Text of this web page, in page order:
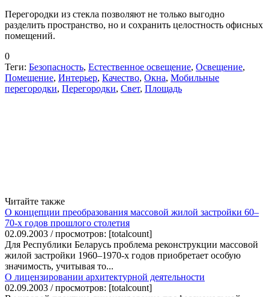
Перегородки из стекла позволяют не только выгодно
разделить пространство, но и сохранить целостность офисных
помещений.
0
Теги: Безопасность, Естественное освещение, Освещение,
Помещение, Интерьер, Качество, Окна, Мобильные
перегородки, Перегородки, Свет, Площадь
Читайте также
О концепции преобразования массовой жилой застройки 60–
70-х годов прошлого столетия
02.09.2003 / просмотров: [totalcount]
Для Республики Беларусь проблема реконструкции массовой
жилой застройки 1960–1970-х годов приобретает особую
значимость, учитывая то...
О лицензировании архитектурной деятельности
02.09.2003 / просмотров: [totalcount]